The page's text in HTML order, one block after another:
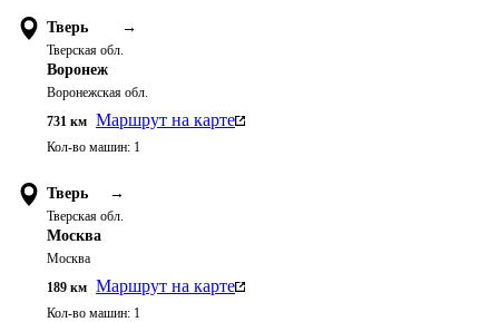
Тверь →
Тверская обл.
Воронеж
Воронежская обл.
731 км Маршрут на карте
Кол-во машин: 1
Тверь →
Тверская обл.
Москва
Москва
189 км Маршрут на карте
Кол-во машин: 1